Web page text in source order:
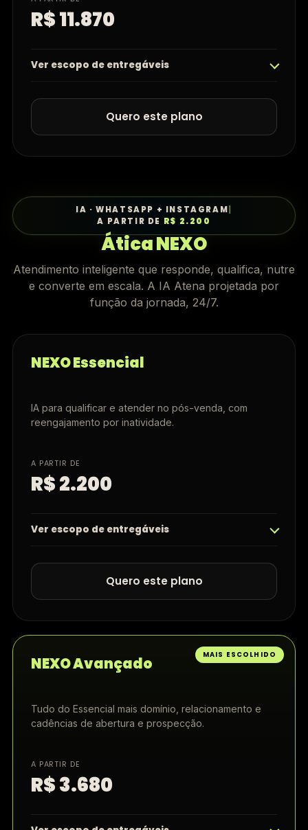
R$ 11.870
Ver escopo de entregáveis
Quero este plano
IA · WHATSAPP + INSTAGRAM
A PARTIR DE R$ 2.200
Ática NEXO
Atendimento inteligente que responde, qualifica, nutre
e converte em escala. A IA Atena projetada por
função da jornada, 24/7.
NEXO Essencial
IA para qualificar e atender no pós-venda, com
reengajamento por inatividade.
A PARTIR DE
R$ 2.200
Ver escopo de entregáveis
Quero este plano
MAIS ESCOLHIDO
NEXO Avançado
Tudo do Essencial mais domínio, relacionamento e
cadências de abertura e prospecção.
A PARTIR DE
R$ 3.680